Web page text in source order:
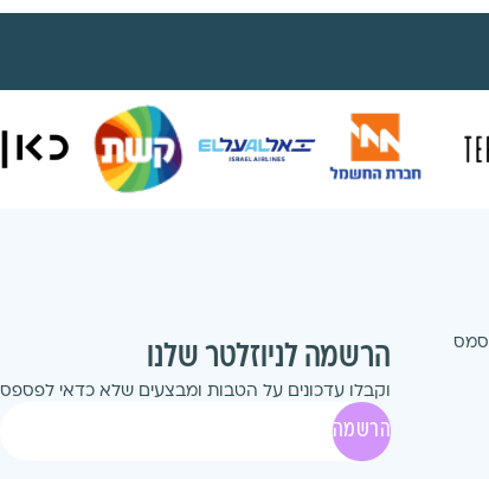
הרשמה לניוזלטר שלנו
וקבלו עדכונים על הטבות ומבצעים שלא כדאי לפספס
הרשמה